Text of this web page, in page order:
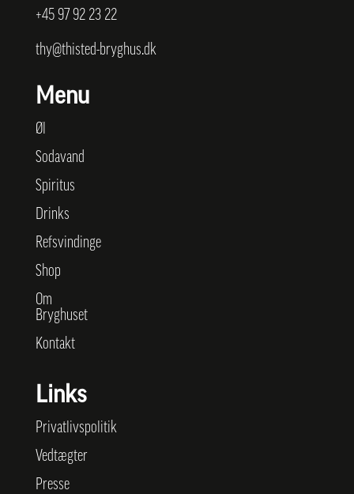
+45 97 92 23 22
thy@thisted-bryghus.dk
Menu
Øl
Sodavand
Spiritus
Drinks
Refsvindinge
Shop
Om
Bryghuset
Kontakt
Links
Privatlivspolitik
Vedtægter
Presse